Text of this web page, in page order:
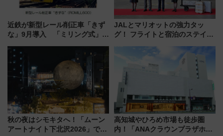
近鉄が新型レール削正車「きず
な」9月導入 「ミリング式」採
化！安全性や乗り心地の向上に
貢献するだけでなく、全線区で
活躍するための仕組みも
JALとマリオットの強力タッ
グ！ フライトと宿泊のステイタ
上級会員資格を効率よく獲得す
る方法を解説
秋の夜はシモキタへ！「ムーン
アートナイト下北沢2026」でイ
高知城やひろめ市場も徒歩圏
内！「ANAクラウンプラザホテ